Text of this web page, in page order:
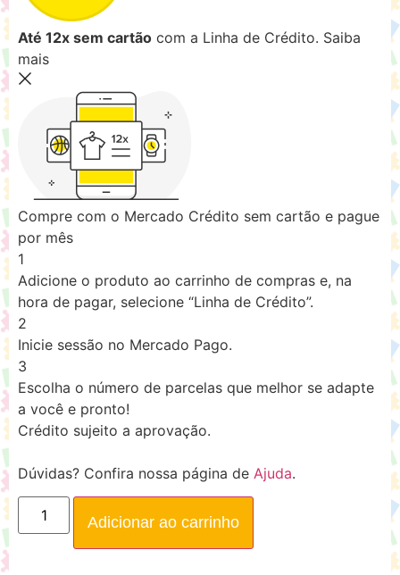
Até 12x sem cartão com a Linha de Crédito. Saiba
mais
Compre com o Mercado Crédito sem cartão e pague
por mês
1
Adicione o produto ao carrinho de compras e, na
hora de pagar, selecione “Linha de Crédito”.
2
Inicie sessão no Mercado Pago.
3
Escolha o número de parcelas que melhor se adapte
a você e pronto!
Crédito sujeito a aprovação.
Dúvidas? Confira nossa página de Ajuda.
Adicionar ao carrinho